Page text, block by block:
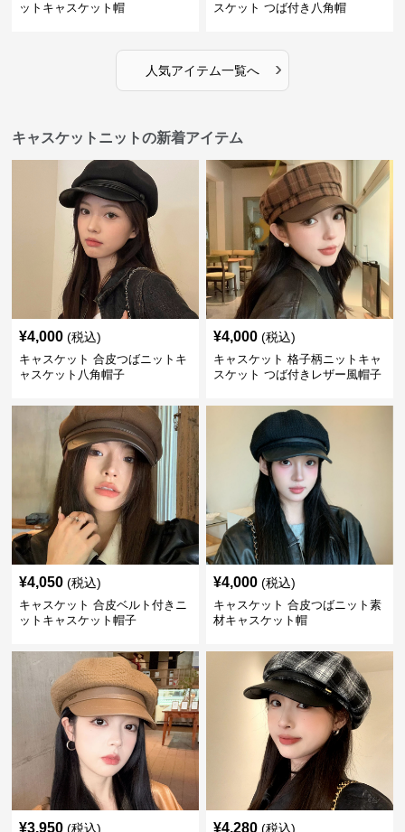
ットキャスケット帽
スケット つば付き八角帽
人気アイテム一覧へ ›
キャスケットニットの新着アイテム
¥4,000 (税込)
キャスケット 合皮つばニットキ
ャスケット八角帽子
¥4,000 (税込)
キャスケット 格子柄ニットキャ
スケット つば付きレザー風帽子
¥4,050 (税込)
キャスケット 合皮ベルト付きニ
ットキャスケット帽子
¥4,000 (税込)
キャスケット 合皮つばニット素
材キャスケット帽
¥3,950 (税込) ¥4,280 (税込)